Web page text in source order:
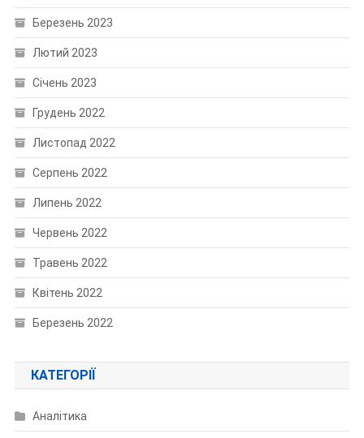
Березень 2023
Лютий 2023
Січень 2023
Грудень 2022
Листопад 2022
Серпень 2022
Липень 2022
Червень 2022
Травень 2022
Квітень 2022
Березень 2022
КАТЕГОРІЇ
Аналітика